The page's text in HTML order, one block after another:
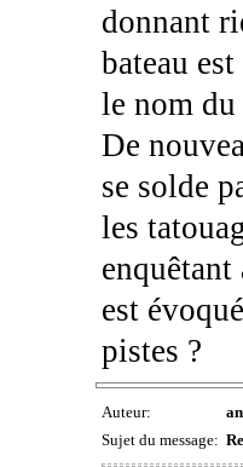
donnant
bateau
le nom
De
se solde
les
est
pistes ?
Auteur:
Sujet du message: